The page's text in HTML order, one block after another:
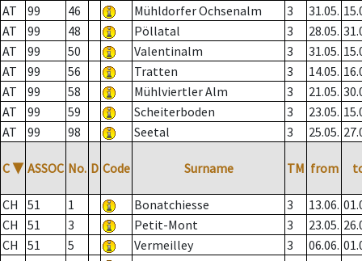
AT
99 46 Mühldorfer Ochsenalm 3 31.05.
AT
99 48 Pöllatal 3 28.05.
AT
99 50 Valentinalm 3 31.05.
AT
99 56 Tratten 3 14.05.
AT
99 58 Mühlviertler Alm 3 21.05.
AT
99 59 Scheiterboden 3 23.05.
AT
99 98 Seetal 3 25.05.
C ▼ ASSOC No. D Code Surname TM from
CH 51 1 Bonatchiesse 3 13.06.
CH
51 3 Petit-Mont 3 23.05.
CH
51 5 Vermeilley 3 06.06.